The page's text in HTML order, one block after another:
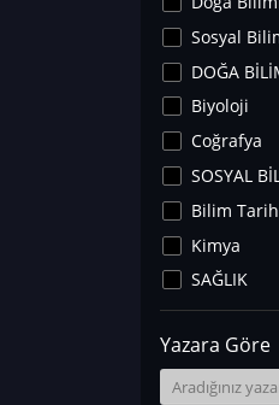
Sosyal
DOĞA
Biyoloji
Coğrafya
SOSYAL
Bilim
Kimya
SAĞLIK
Sanat
Fizik
Yer
Yazara Göre